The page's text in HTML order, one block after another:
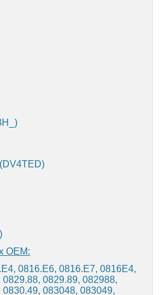
OEM:
0816.E6, 0816.E7, 0816E4,
0829.89, 082988,
083048, 083049,